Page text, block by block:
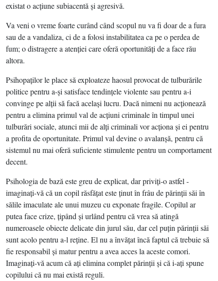
existat o acţiune subiacentă şi agresivă.
Va veni o vreme foarte curând când scopul nu va fi doar de a fura
sau de a vandaliza, ci de a folosi instabilitatea ca pe o perdea de
fum; o distragere a atenţiei care oferă oportunităţi de a face rău
altora.
Psihopaţilor le place să exploateze haosul provocat de tulburările
politice pentru a-şi satisface tendinţele violente sau pentru a-i
convinge pe alţii să facă acelaşi lucru. Dacă nimeni nu acţionează
pentru a elimina primul val de acţiuni criminale în timpul unei
tulburări sociale, atunci mii de alţi criminali vor acţiona şi ei pentru
a profita de oportunitate. Primul val devine o avalanşă, pentru că
sistemul nu mai oferă suficiente stimulente pentru un comportament
decent.
Psihologia de bază este greu de explicat, dar priviţi-o astfel -
imaginaţi-vă că un copil răsfăţat este ţinut în frâu de părinţii săi în
sălile imaculate ale unui muzeu cu exponate fragile. Copilul ar
putea face crize, ţipând şi urlând pentru că vrea să atingă
numeroasele obiecte delicate din jurul său, dar cel puţin părinţii săi
sunt acolo pentru a-l reţine. El nu a învăţat încă faptul că trebuie să
fie responsabil şi matur pentru a avea acces la aceste comori.
Imaginaţi-vă acum că aţi elimina complet părinţii şi că i-aţi spune
copilului că nu mai există reguli.